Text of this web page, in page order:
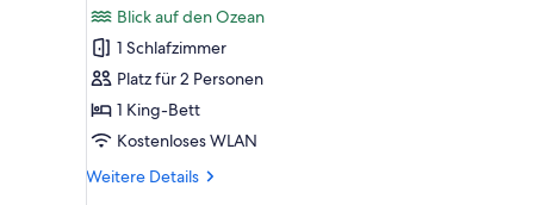
Villa,
Schlafzimmer,
Meerblick,
Poolseite
(Butler
Blick auf den Ozean
1 Schlafzimmer
Platz für 2 Personen
1 King-Bett
Kostenloses WLAN
Weitere Details
Weitere